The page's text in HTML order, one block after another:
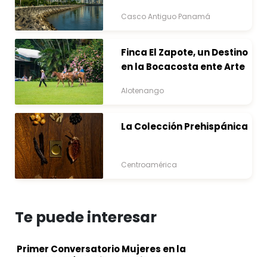
Casco Antiguo Panamá
Finca El Zapote, un Destino
en la Bocacosta ente Arte
Alotenango
La Colección Prehispánica
Centroamérica
Te puede interesar
Primer Conversatorio Mujeres en la